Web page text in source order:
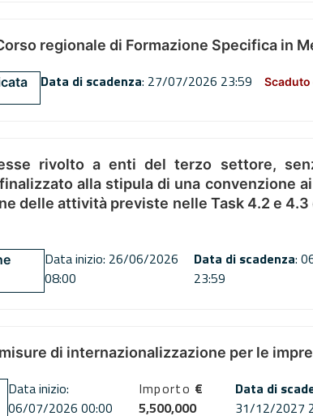
regionale di Formazione Specifica in
Data di scadenza: 27/07/2026 23:59 Scaduto
rivolto a enti del terzo settore,
alla stipula di una convenzione ai
delle attività previste nelle Task 4.2 e 4.3
Data inizio: 26/06/2026
08:00
Data di scadenza:
23:59
di internazionalizzazione per le
Data inizio:
06/07/2026 00:00
Importo €
5,500,000
Data di
31/12/2027